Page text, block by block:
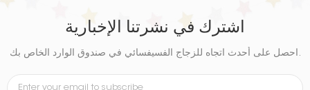
اشترك في نشرتنا الإخبارية
احصل على أحدث اتجاه للزجاج الفسيفسائي في صندوق الوارد الخاص بك.